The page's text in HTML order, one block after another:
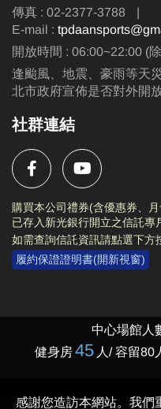
傳真 : 02-2377-3788
E-mail :
開放時間 : 06:00~22:00 (
逢颱風、地震、豪雨等天
北市政府宣佈是否對外開
社群連結
購買本公司禮券(含優惠券、
已存入新光銀行開立之信託專
如需查詢信託資訊請點選下方
履約保證證明書(開新視窗)